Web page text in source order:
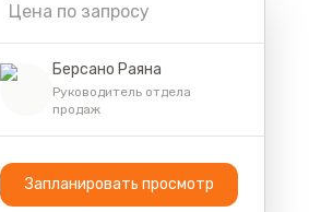
Цена по запросу
Берсано Раяна
Руководитель отдела
продаж
Запланировать просмотр